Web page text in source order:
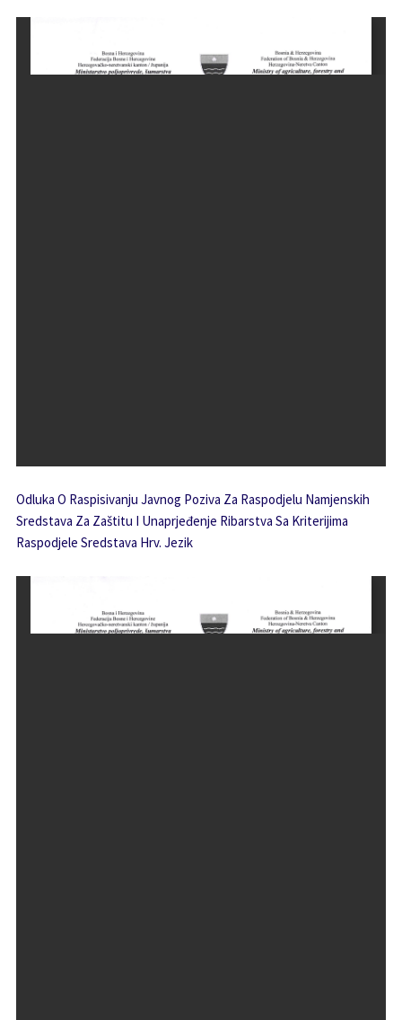
Odluka O Raspisivanju Javnog Poziva Za Raspodjelu Namjenskih
Sredstava Za Zaštitu I Unaprjeđenje Ribarstva Sa Kriterijima
Raspodjele Sredstava Hrv. Jezik